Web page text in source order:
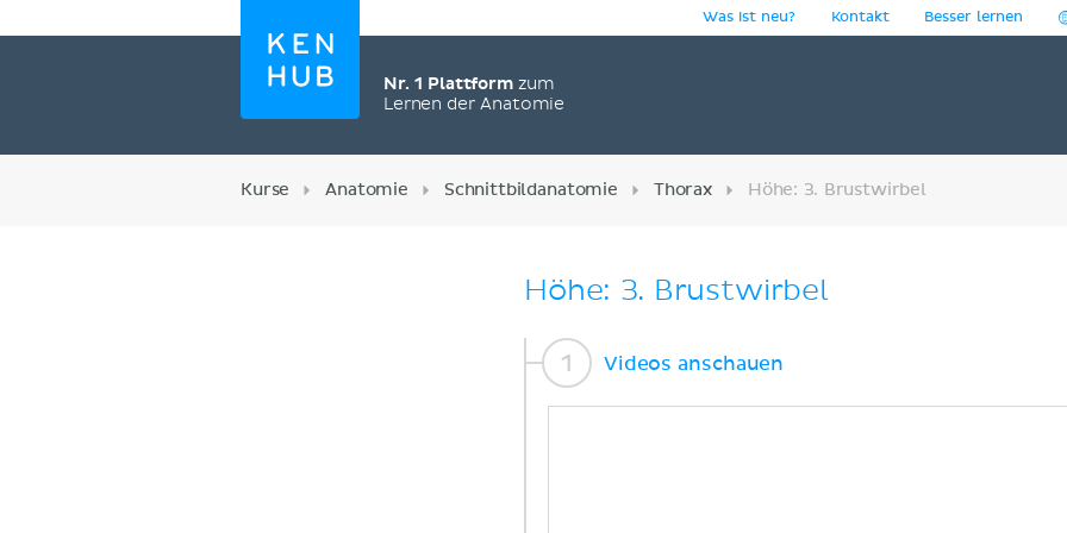
Nr. 1 Plattformzum
Lernen der Anatomie
Was ist neu? Kontakt Besser lernen
Kurse Anatomie Schnittbildanatomie Thorax Höhe: 3. Brustwirbel
Höhe: 3. Brustwirbel
Videos anschauen